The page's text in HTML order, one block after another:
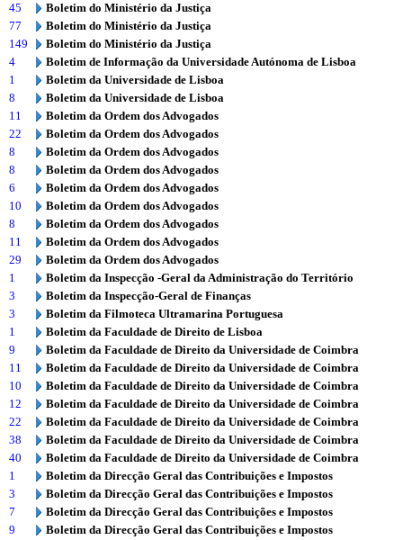
45
Boletim do Ministério da Justiça
77
Boletim do Ministério da Justiça
149
Boletim do Ministério da Justiça
4
Boletim de Informação da Universidade Autónoma de Lisboa
1
Boletim da Universidade de Lisboa
8
Boletim da Universidade de Lisboa
11
Boletim da Ordem dos Advogados
22
Boletim da Ordem dos Advogados
8
Boletim da Ordem dos Advogados
8
Boletim da Ordem dos Advogados
6
Boletim da Ordem dos Advogados
10
Boletim da Ordem dos Advogados
8
Boletim da Ordem dos Advogados
11
Boletim da Ordem dos Advogados
29
Boletim da Ordem dos Advogados
1
Boletim da Inspecção -Geral da Administração do Território
3
Boletim da Inspecção-Geral de Finanças
3
Boletim da Filmoteca Ultramarina Portuguesa
1
Boletim da Faculdade de Direito de Lisboa
9
Boletim da Faculdade de Direito da Universidade de Coimbra
11
Boletim da Faculdade de Direito da Universidade de Coimbra
10
Boletim da Faculdade de Direito da Universidade de Coimbra
12
Boletim da Faculdade de Direito da Universidade de Coimbra
22
Boletim da Faculdade de Direito da Universidade de Coimbra
38
Boletim da Faculdade de Direito da Universidade de Coimbra
40
Boletim da Faculdade de Direito da Universidade de Coimbra
1
Boletim da Direcção Geral das Contribuições e Impostos
3
Boletim da Direcção Geral das Contribuições e Impostos
7
Boletim da Direcção Geral das Contribuições e Impostos
9
Boletim da Direcção Geral das Contribuições e Impostos